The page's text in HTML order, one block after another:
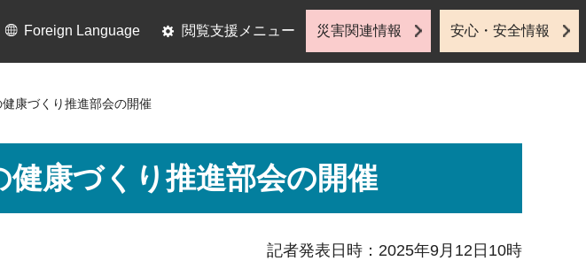
Foreign Language 閲覧支援メニュー 災害関連情報 安心・安全情報
康づくり推進部会の開催
康づくり推進部会の開催
記者発表日時：2025年9月12日10時